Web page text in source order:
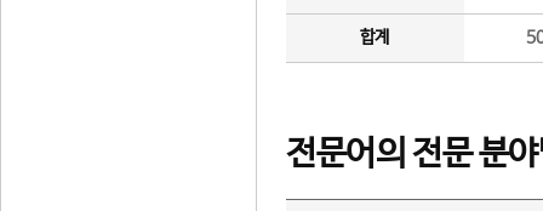
합계
전문어의 전문 분